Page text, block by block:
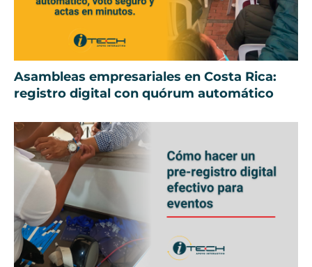
Asambleas empresariales en Costa Rica:
registro digital con quórum automático